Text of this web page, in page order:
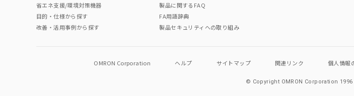
省エネ支援/環境対策機器
目的・仕様から探す
改善・活用事例から探す
製品に関するFAQ
FA用語辞典
製品セキュリティへの取り組み
OMRON Corporation ヘルプ サイトマップ 関連リンク 個人情報
© Copyright OMRON Corporation